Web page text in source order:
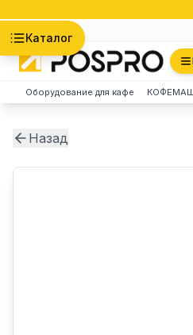
Каталог
Оборудование для кафе
Назад